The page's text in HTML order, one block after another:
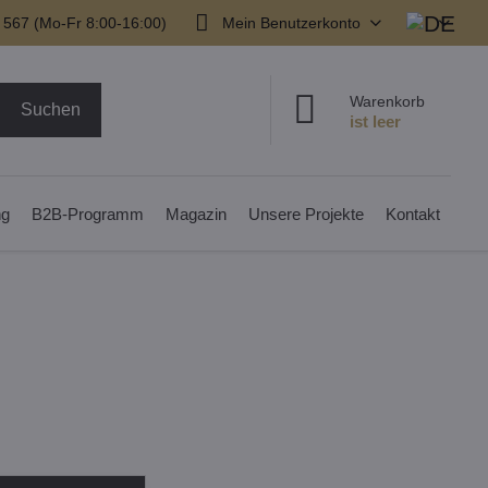
(Mo-Fr 8:00-16:00) Mein Benutzerkonto
Suchen Warenkorb
B2B-Programm Magazin Unsere Projekte Kontakt